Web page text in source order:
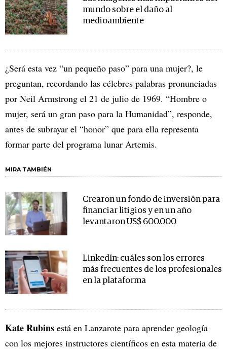
mundo sobre el daño al
medioambiente
¿Será esta vez “un pequeño paso” para una mujer?, le
preguntan, recordando las célebres palabras pronunciadas
por Neil Armstrong el 21 de julio de 1969. “Hombre o
mujer, será un gran paso para la Humanidad”, responde,
antes de subrayar el “honor” que para ella representa
formar parte del programa lunar Artemis.
MIRA TAMBIÉN
Crearon un fondo de inversión para
financiar litigios y en un año
levantaron US$ 600.000
LinkedIn: cuáles son los errores
más frecuentes de los profesionales
en la plataforma
Kate Rubins está en Lanzarote para aprender geología
con los mejores instructores científicos en esta materia de